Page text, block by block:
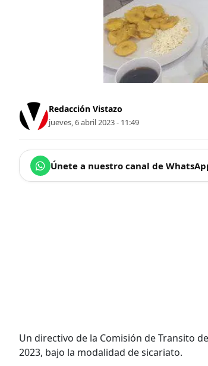
Redacción Vistazo
jueves, 6 abril 2023 - 11:49
Únete a nuestro canal de
Un directivo de la Comisión de Transito
2023, bajo la modalidad de sicariato.